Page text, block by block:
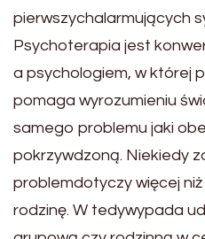
pierwszychalarmujących
Psychoterapia jest
a psychologiem, w której
pomaga wyrozumieniu
samego problemu jaki
pokrzywdzoną. Niekiedy
problemdotyczy więcej
rodzinę. W tedywypada